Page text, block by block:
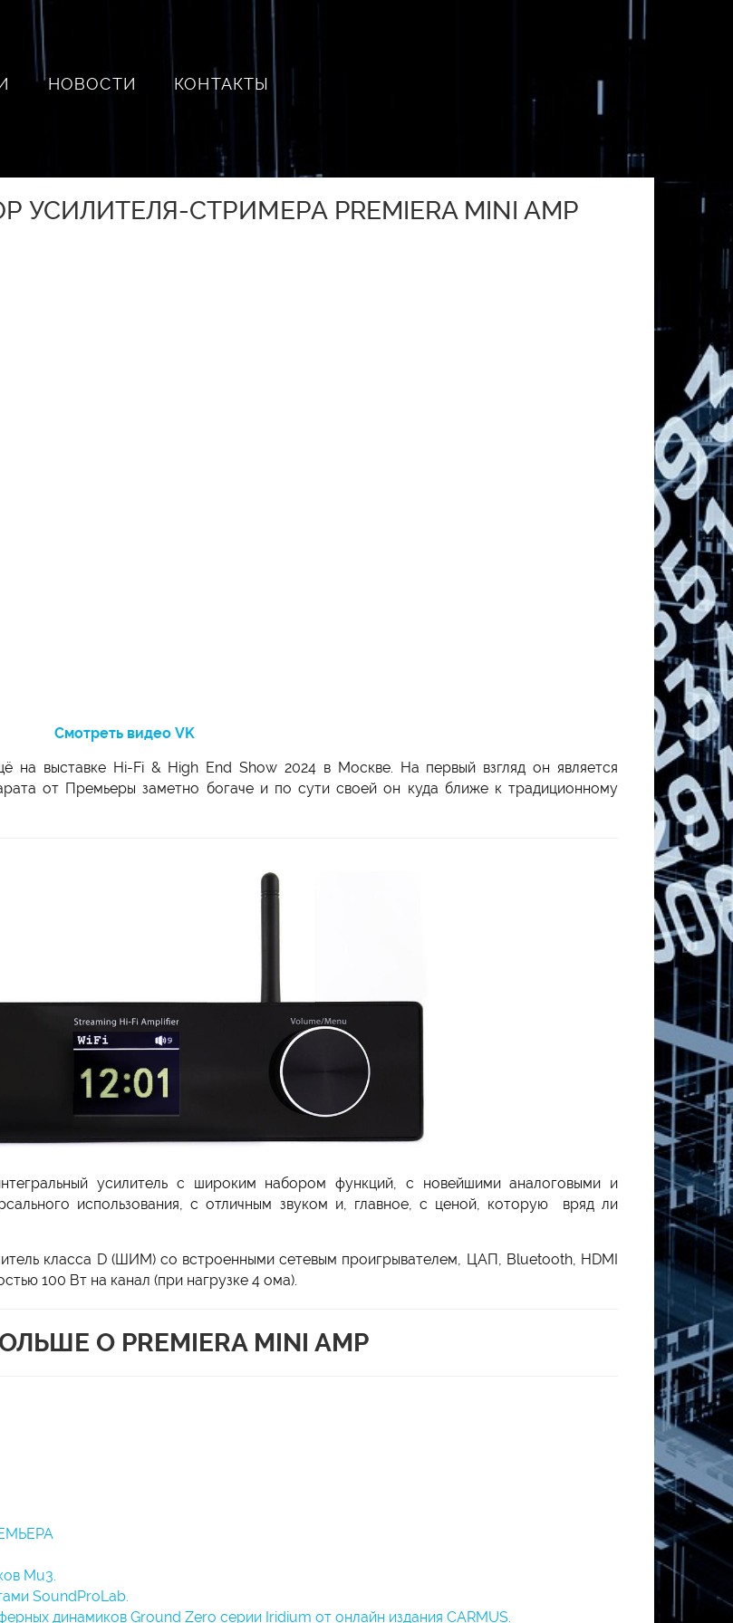
НОВОСТИ КОНТАКТЫ
СТРИМЕРА PREMIERA MINI AMP
Смотреть видео VK
на выставке Hi-Fi & High End Show 2024 в Москве. На первый взгляд он является
от Премьеры заметно богаче и по сути своей он куда ближе к традиционному
усилитель с широким набором функций, с новейшими аналоговыми и
использования, с отличным звуком и, главное, с ценой, которую вряд ли
класса D (ШИМ) со встроенными сетевым проигрывателем, ЦАП, Bluetooth, HDMI
100 Вт на канал (при нагрузке 4 ома).
О PREMIERA MINI AMP
Mu3.
SoundProLab.
динамиков Ground Zero серии Iridium от онлайн издания CARMUS.